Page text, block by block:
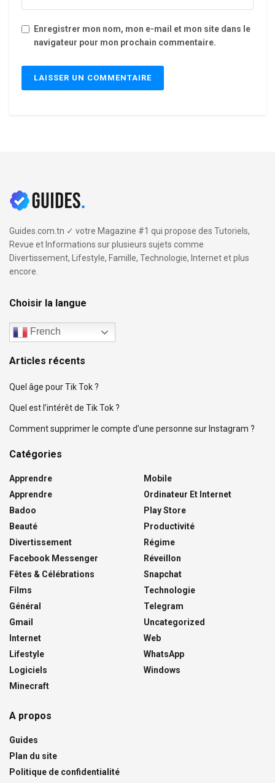
Enregistrer mon nom, mon e-mail et mon site dans le
navigateur pour mon prochain commentaire.
Guides.com.tn ✓ votre Magazine #1 qui propose des Tutoriels,
Revue et Informations sur plusieurs sujets comme
Divertissement, Lifestyle, Famille, Technologie, Internet et plus
encore.
Choisir la langue
French
Articles récents
Quel âge pour Tik Tok ?
Quel est l’intérêt de Tik Tok ?
Comment supprimer le compte d’une personne sur Instagram ?
Catégories
Apprendre
Apprendre
Badoo
Beauté
Divertissement
Facebook Messenger
Fêtes & Célébrations
Films
Général
Gmail
Internet
Lifestyle
Logiciels
Minecraft
Mobile
Ordinateur Et Internet
Play Store
Productivité
Régime
Réveillon
Snapchat
Technologie
Telegram
Uncategorized
Web
WhatsApp
Windows
A propos
Guides
Plan du site
Politique de confidentialité